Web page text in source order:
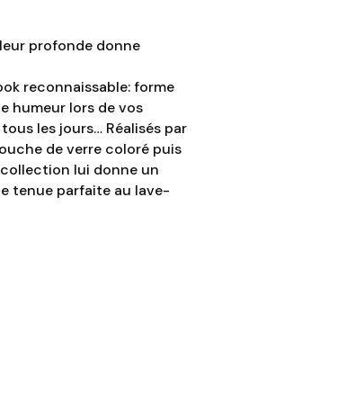
profonde donne
reconnaissable: forme
humeur lors de vos
les jours… Réalisés par
de verre coloré puis
lui donne un
tenue parfaite au lave-